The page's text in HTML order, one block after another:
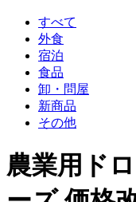
すべて
外食
宿泊
食品
卸・問屋
新商品
その他
農業用ド